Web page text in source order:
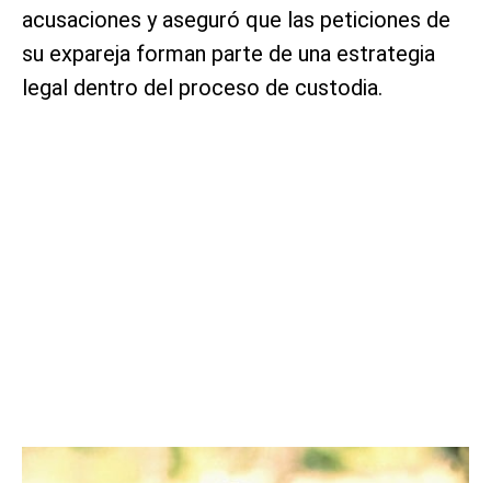
acusaciones y aseguró que las peticiones de
su expareja forman parte de una estrategia
legal dentro del proceso de custodia.